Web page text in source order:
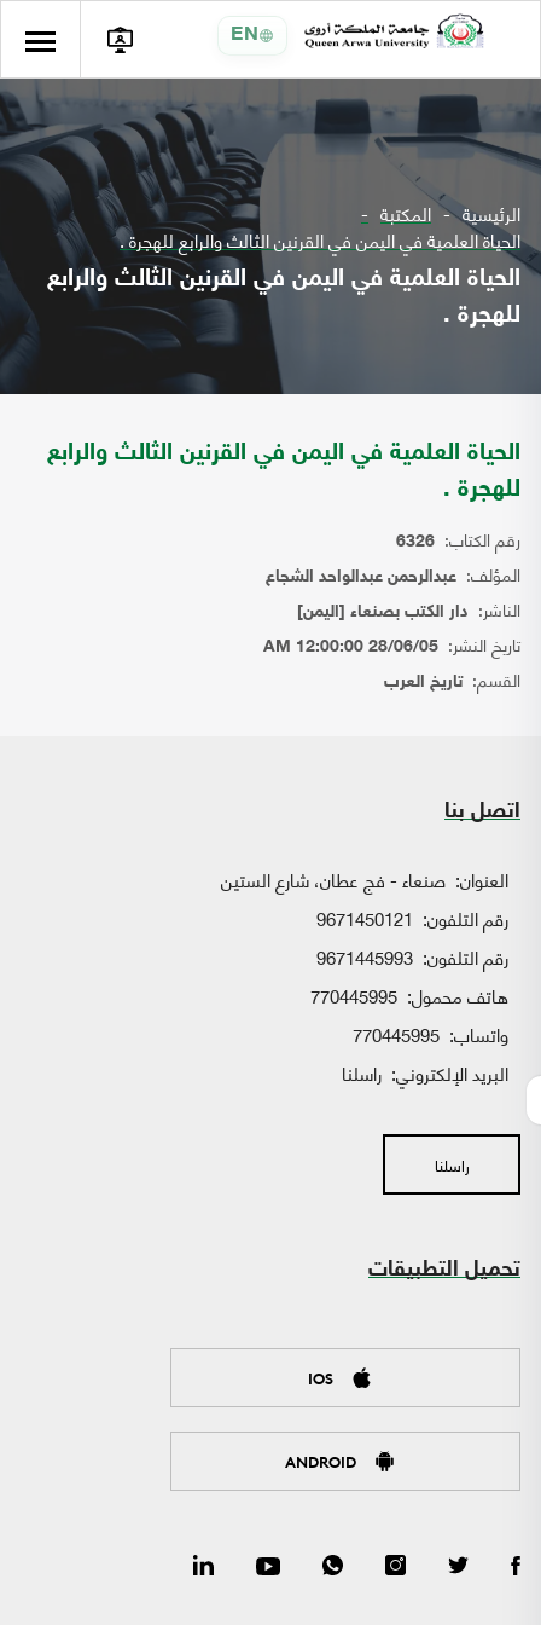
EN
الرئيسية المكتبة
الحياة العلمية في اليمن في القرنين الثالث والرابع للهجرة .
الحياة العلمية في اليمن في القرنين الثالث والرابع
للهجرة .
الحياة العلمية في اليمن في القرنين الثالث والرابع
للهجرة .
رقم الكتاب: 6326
المؤلف: عبدالرحمن عبدالواحد الشجاع
الناشر: دار الكتب بصنعاء [اليمن]
تاريخ النشر: 28/06/05 12:00:00 AM
القسم:تاريخ العرب
اتصل بنا
العنوان: صنعاء - فج عطان، شارع الستين
رقم التلفون: 9671450121
رقم التلفون: 9671445993
هاتف محمول: 770445995
واتساب:
البريد الإلكتروني: راسلنا
راسلنا
تحميل التطبيقات
IOS
ANDROID